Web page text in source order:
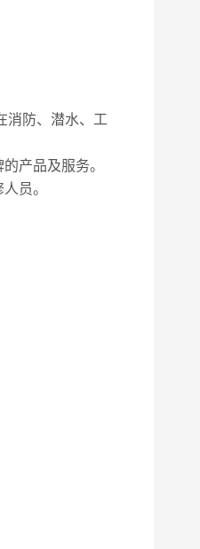
消防、潜水、工
产品及服务。
员。